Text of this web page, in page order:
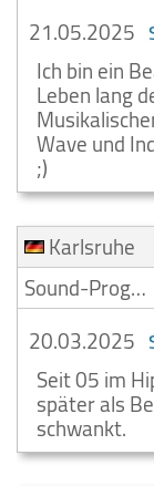
21.05.2025
Ich bin ein
Leben lang
Wave und
;)
Karlsruhe
Sound-Programmierer
20.03.2025
Seit 05 im
später als
schwankt.